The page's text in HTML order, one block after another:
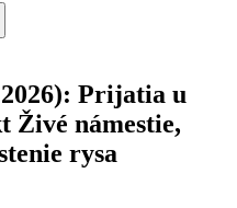
Prijatia u
Živé námestie,
rysa